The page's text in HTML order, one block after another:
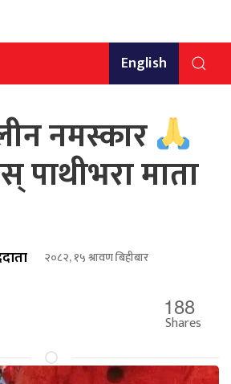
English
नमस्कार
पाथीभरा माता
२०८२, १५ श्रावण बिहीबार
188
Shares